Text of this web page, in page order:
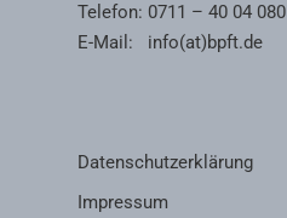
Telefon: 0711 – 40 04 080
E-Mail: info(at)bpft.de
Datenschutzerklärung
Impressum